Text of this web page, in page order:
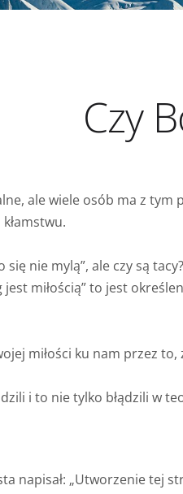
Czy
ale wiele osób ma z tym
się nie mylą”, ale czy są
jest miłością” to jest
miłości ku nam przez
i to nie tylko błądzili w
napisał: „Utworzenie tej